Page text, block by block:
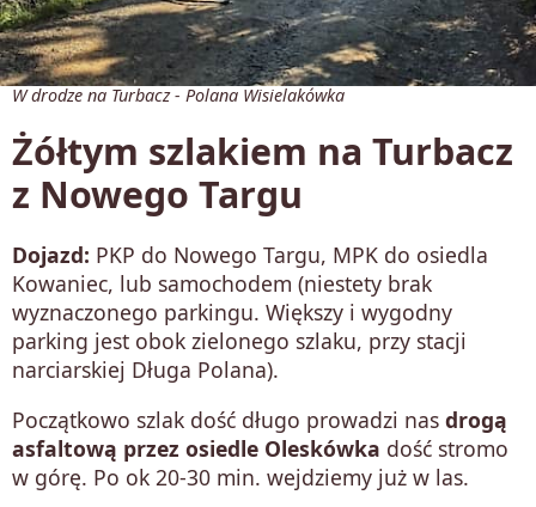
W drodze na Turbacz - Polana Wisielakówka
Żółtym szlakiem na Turbacz
z Nowego Targu
Dojazd: PKP do Nowego Targu, MPK do osiedla
Kowaniec, lub samochodem (niestety brak
wyznaczonego parkingu. Większy i wygodny
parking jest obok zielonego szlaku, przy stacji
narciarskiej Długa Polana).
Początkowo szlak dość długo prowadzi nas drogą
asfaltową przez osiedle Oleskówka dość stromo
w górę. Po ok 20-30 min. wejdziemy już w las.